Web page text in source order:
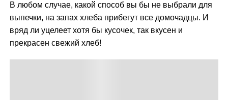
В любом случае, какой способ вы бы не выбрали для
выпечки, на запах хлеба прибегут все домочадцы. И
вряд ли уцелеет хотя бы кусочек, так вкусен и
прекрасен свежий хлеб!